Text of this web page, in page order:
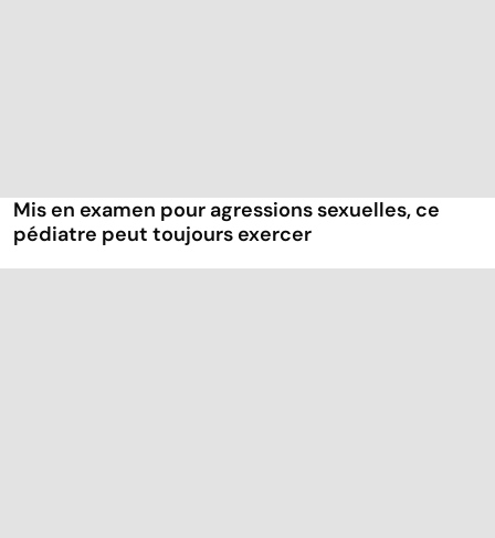
Mis en examen pour agressions sexuelles, ce
pédiatre peut toujours exercer